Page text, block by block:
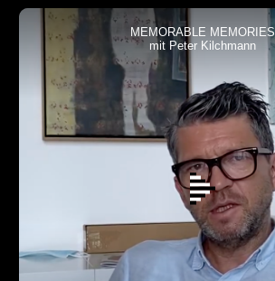
MEMORABLE MEMORIES
mit Peter Kilchmann